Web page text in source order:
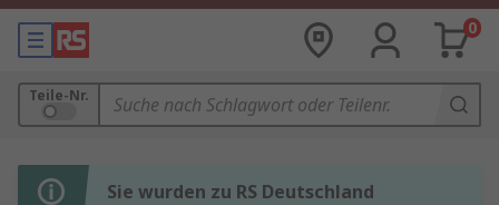
0
Teile-Nr.
Sie wurden zu RS Deutschland